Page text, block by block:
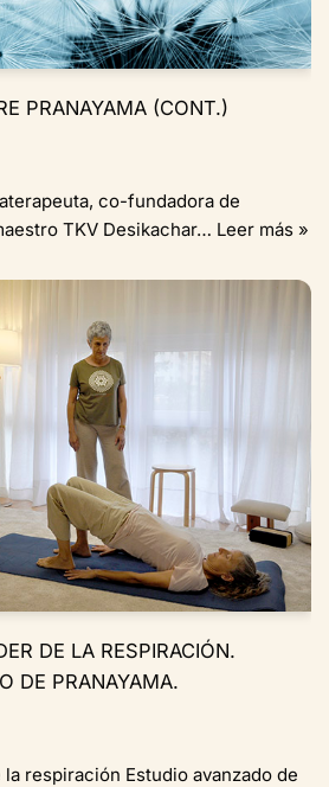
PRANAYAMA (CONT.)
co-fundadora de
TKV Desikachar… Leer más »
DE LA RESPIRACIÓN.
DE PRANAYAMA.
respiración Estudio avanzado de